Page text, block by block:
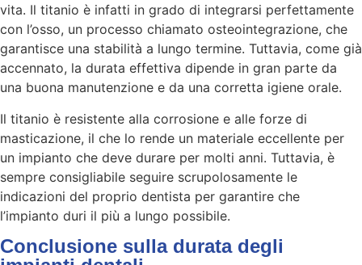
vita. Il titanio è infatti in grado di integrarsi perfettamente
con l’osso, un processo chiamato osteointegrazione, che
garantisce una stabilità a lungo termine. Tuttavia, come già
accennato, la durata effettiva dipende in gran parte da
una buona manutenzione e da una corretta igiene orale.
Il titanio è resistente alla corrosione e alle forze di
masticazione, il che lo rende un materiale eccellente per
un impianto che deve durare per molti anni. Tuttavia, è
sempre consigliabile seguire scrupolosamente le
indicazioni del proprio dentista per garantire che
l’impianto duri il più a lungo possibile.
Conclusione sulla durata degli